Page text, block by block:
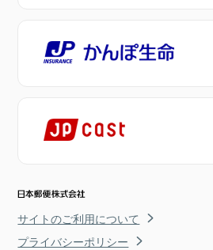
サイトのご利用について
プライバシーポリシー